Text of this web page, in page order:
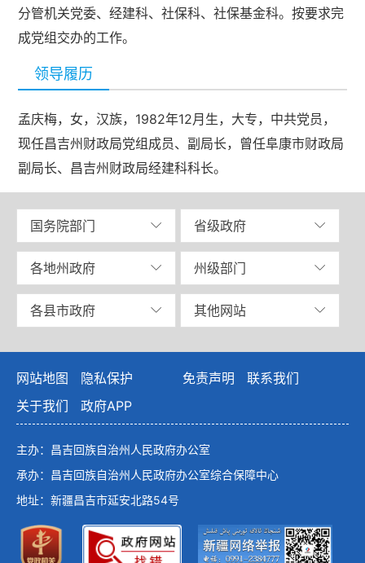
分管机关党委、经建科、社保科、社保基金科。按要求完
成党组交办的工作。
领导履历
孟庆梅，女，汉族，1982年12月生，大专，中共党员，
现任昌吉州财政局党组成员、副局长，曾任阜康市财政局
副局长、昌吉州财政局经建科科长。
国务院部门 省级政府
各地州政府 州级部门
各县市政府 其他网站
网站地图 隐私保护 免责声明
联系我们
关于我们
政府APP
主办：昌吉回族自治州人民政府办公室
承办：昌吉回族自治州人民政府办公室综合保障中心
地址：新疆昌吉市延安北路54号